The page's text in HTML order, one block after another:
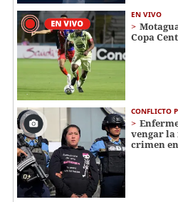
EN VIVO
Copa
CONFLICTO
vengar la
crimen